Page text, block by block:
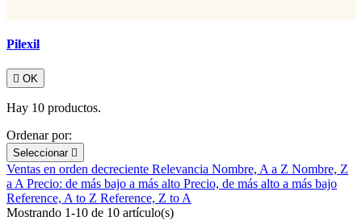
Pilexil
 OK
Hay 10 productos.
Ordenar por:
Seleccionar 
Ventas en orden decreciente Relevancia Nombre, A a Z Nombre, Z
a A Precio: de más bajo a más alto Precio, de más alto a más bajo
Reference, A to Z Reference, Z to A
Mostrando 1-10 de 10 artículo(s)